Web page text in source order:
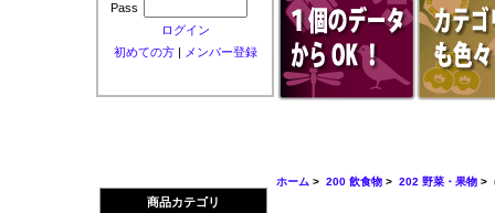
Pass
ログイン
初めての方| メンバー登録
商品カテゴリ
ホーム >200 飲食物 >202 野菜・果物 >